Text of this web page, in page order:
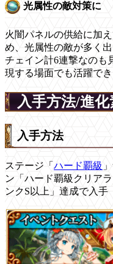
光属性の敵対策に
火闇パネルの供給に加
め、光属性の敵が多く
チェイン計6連撃なのも
現する場面でも活躍で
入手方法/進化
入手方法
ステージ「 ハード覇級
ン「ハード覇級クリア
ンクS以上」達成で入手